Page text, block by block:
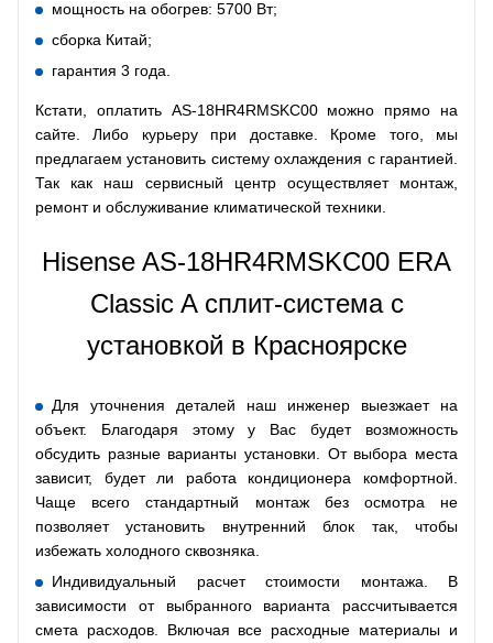
мощность на обогрев: 5700 Вт;
сборка Китай;
гарантия 3 года.
Кстати, оплатить AS-18HR4RMSKC00 можно прямо на
сайте. Либо курьеру при доставке. Кроме того, мы
предлагаем установить систему охлаждения с гарантией.
Так как наш сервисный центр осуществляет монтаж,
ремонт и обслуживание климатической техники.
Hisense AS-18HR4RMSKC00 ERA
Classic A сплит-система с
установкой в Красноярске
Для уточнения деталей наш инженер выезжает на
объект. Благодаря этому у Вас будет возможность
обсудить разные варианты установки. От выбора места
зависит, будет ли работа кондиционера комфортной.
Чаще всего стандартный монтаж без осмотра не
позволяет установить внутренний блок так, чтобы
избежать холодного сквозняка.
Индивидуальный расчет стоимости монтажа. В
зависимости от выбранного варианта рассчитывается
смета расходов. Включая все расходные материалы и